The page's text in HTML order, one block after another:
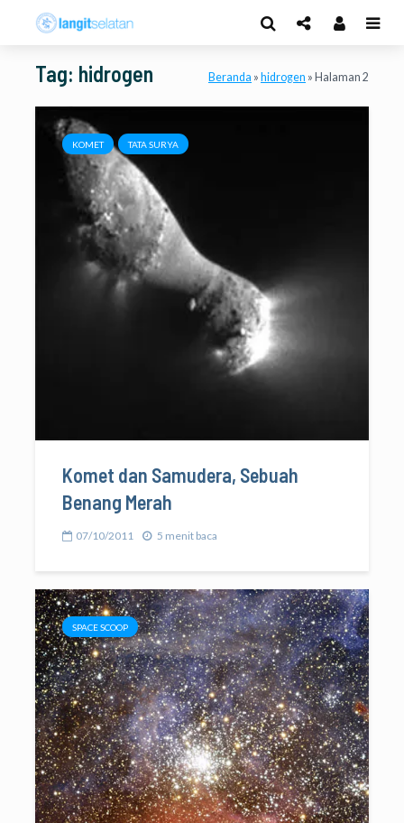
Tag: hidrogen Beranda » hidrogen » Halaman 2
KOMET TATA SURYA
Komet dan Samudera, Sebuah
Benang Merah
07/10/2011 5 menit baca
SPACE SCOOP